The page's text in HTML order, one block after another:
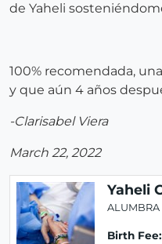
de Yaheli
100% recomendada,
y que aún 4 años
-Clarisabel Viera
March 22, 2022
Yaheli
Birth Fee: